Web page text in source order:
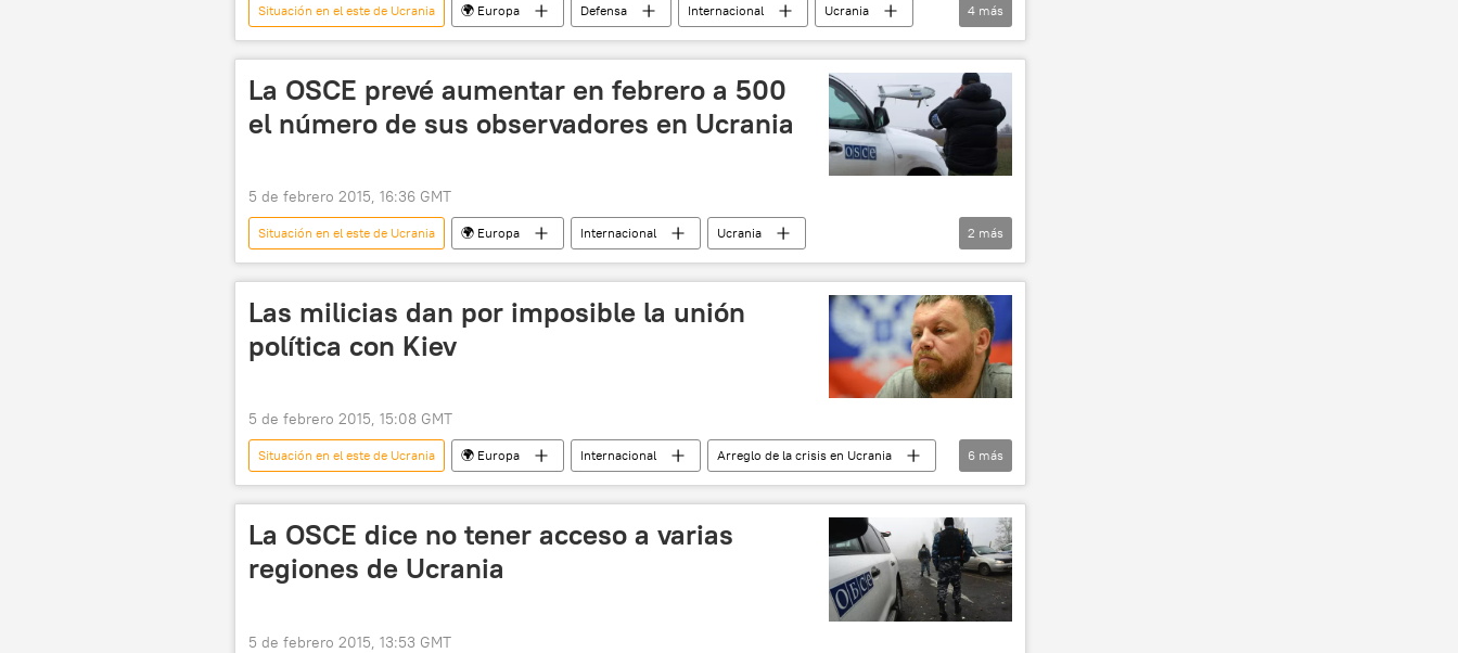
Situación en el este de Ucrania 🌍 Europa Defensa Internacional
Ucrania
Eduard Basurin
tiroteo milicias noticias
4 más
La OSCE prevé aumentar en febrero a 500
el número de sus observadores en Ucrania
5 de febrero 2015, 16:36 GMT
Situación en el este de Ucrania 🌍 Europa Internacional
Ucrania
Alexander Hug
OSCE noticias
2 más
Las milicias dan por imposible la unión
política con Kiev
5 de febrero 2015, 15:08 GMT
Situación en el este de Ucrania 🌍 Europa Internacional
Arreglo de la crisis en Ucrania
Ucrania
Donbás Andréi Purguín
república popular de Donetsk
6 más
La OSCE dice no tener acceso a varias
regiones de Ucrania
5 de febrero 2015, 13:53 GMT